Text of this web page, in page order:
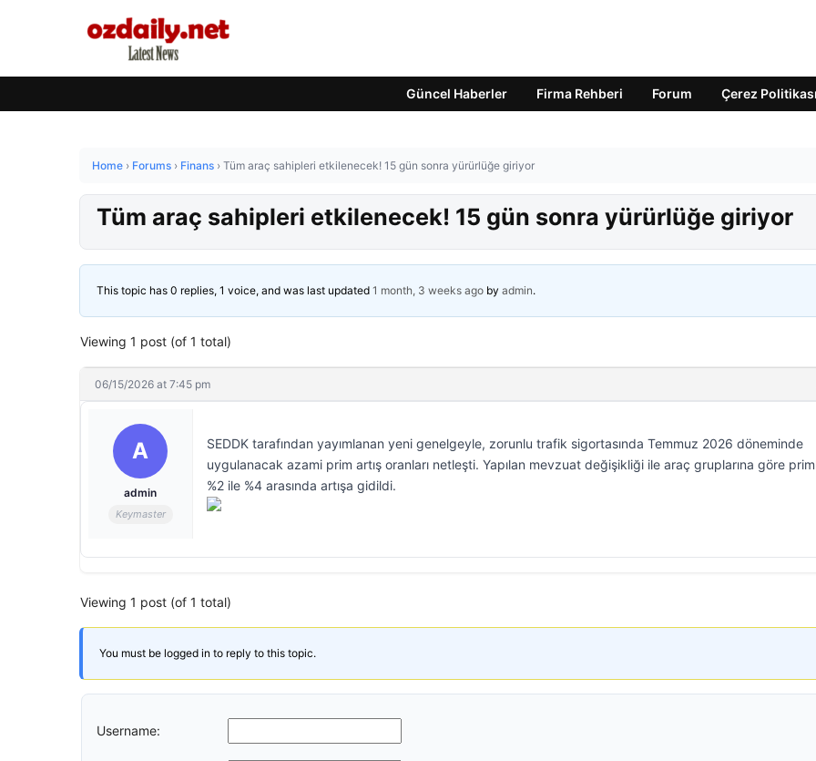
Güncel Haberler Firma Rehberi Forum Çerez Politikası
Home › Forums › Finans › Tüm araç sahipleri etkilenecek! 15 gün sonra yürürlüğe giriyor
Tüm araç sahipleri etkilenecek! 15 gün sonra yürürlüğe giriyor
This topic has 0 replies, 1 voice, and was last updated 1 month, 3 weeks ago by admin.
Viewing 1 post (of 1 total)
06/15/2026 at 7:45 pm
A
admin
Keymaster
SEDDK tarafından yayımlanan yeni genelgeyle, zorunlu trafik sigortasında Temmuz 2026 döneminde
uygulanacak azami prim artış oranları netleşti. Yapılan mevzuat değişikliği ile araç gruplarına göre
%2 ile %4 arasında artışa gidildi.
Viewing 1 post (of 1 total)
You must be logged in to reply to this topic.
Username: